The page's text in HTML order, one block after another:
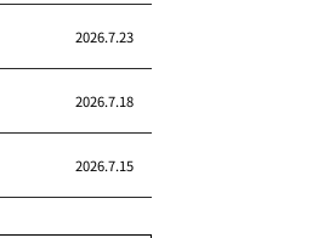
2026.7.23
2026.7.18
2026.7.15